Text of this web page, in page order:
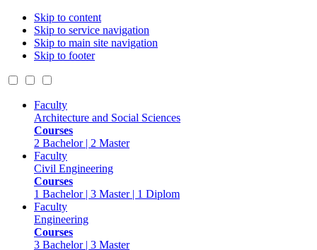
Skip to content
Skip to service navigation
Skip to main site navigation
Skip to footer
Faculty
Architecture and Social Sciences
Courses
2 Bachelor | 2 Master
Faculty
Civil Engineering
Courses
1 Bachelor | 3 Master | 1 Diplom
Faculty
Engineering
Courses
3 Bachelor | 3 Master